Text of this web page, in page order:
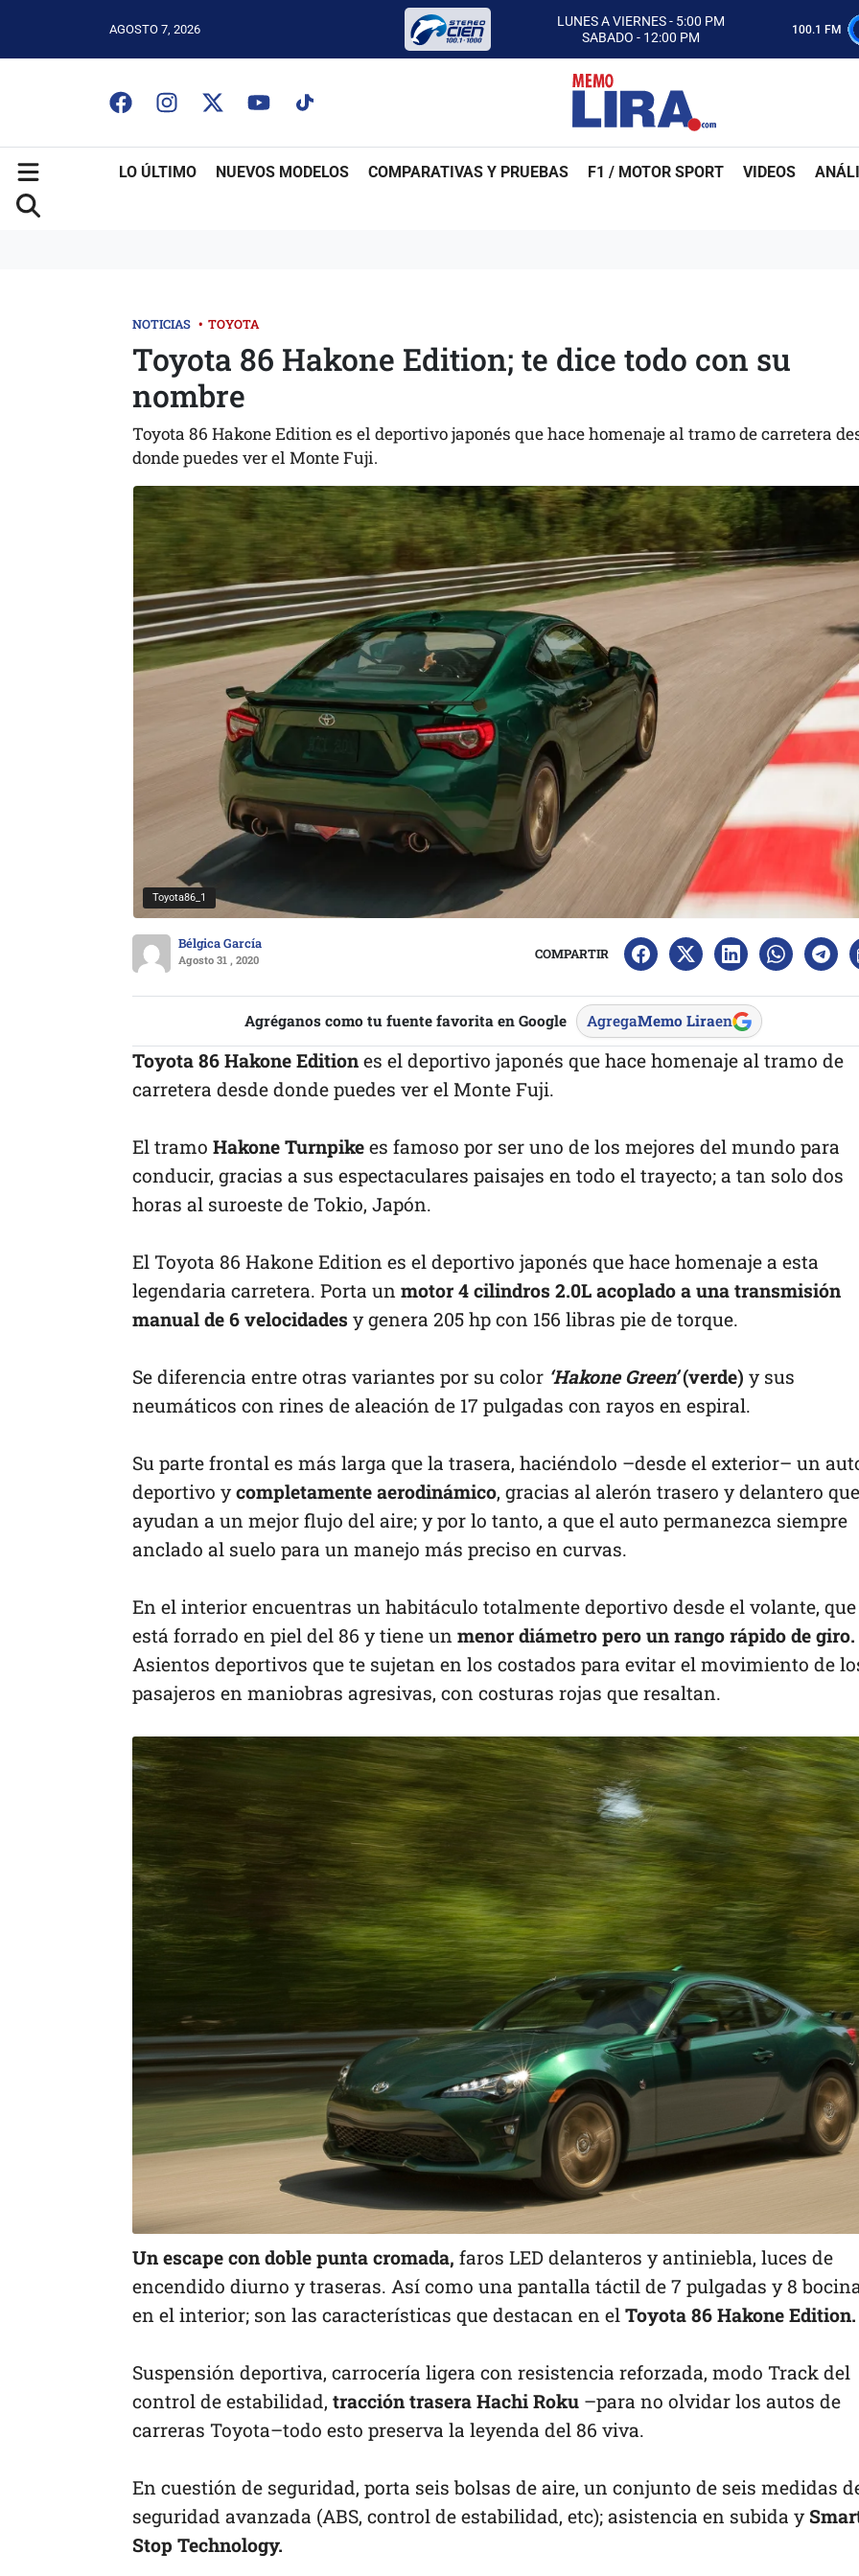
AGOSTO 7, 2026
LUNES A VIERNES - 5:00 PM
SABADO - 12:00 PM
ESCUCHA AUTOS AL CIEN
CON MEMO LIRA Y SU EQUIPO
LUNES A VIERNES - 5:00 PM
SABADO - 12:00 PM
100.1 FM
LO ÚLTIMO NUEVOS MODELOS COMPARATIVAS Y PRUEBAS F1 / MOTOR SPORT VIDEOS
NOTICIAS • TOYOTA
Toyota 86 Hakone Edition; te dice todo con su
nombre
Toyota 86 Hakone Edition es el deportivo japonés que hace homenaje al tramo de carretera
donde puedes ver el Monte Fuji.
Toyota86_1
Bélgica García
Agosto 31 , 2020 COMPARTIR
Agréganos como tu fuente favorita en Google AgregaMemo Liraen
Toyota 86 Hakone Edition es el deportivo japonés que hace homenaje al tramo de
carretera desde donde puedes ver el Monte Fuji.
El tramo Hakone Turnpike es famoso por ser uno de los mejores del mundo para
conducir, gracias a sus espectaculares paisajes en todo el trayecto; a tan solo dos
horas al suroeste de Tokio, Japón.
El Toyota 86 Hakone Edition es el deportivo japonés que hace homenaje a esta
legendaria carretera. Porta un motor 4 cilindros 2.0L acoplado a una transmisión
manual de 6 velocidades y genera 205 hp con 156 libras pie de torque.
Se diferencia entre otras variantes por su color ‘Hakone Green’(verde) y sus
neumáticos con rines de aleación de 17 pulgadas con rayos en espiral.
Su parte frontal es más larga que la trasera, haciéndolo –desde el exterior– un
deportivo y completamente aerodinámico, gracias al alerón trasero y delantero que
ayudan a un mejor flujo del aire; y por lo tanto, a que el auto permanezca siempre
anclado al suelo para un manejo más preciso en curvas.
En el interior encuentras un habitáculo totalmente deportivo desde el volante, que
está forrado en piel del 86 y tiene un menor diámetro pero un rango rápido de giro.
Asientos deportivos que te sujetan en los costados para evitar el movimiento de
pasajeros en maniobras agresivas, con costuras rojas que resaltan.
Un escape con doble punta cromada, faros LED delanteros y antiniebla, luces de
encendido diurno y traseras. Así como una pantalla táctil de 7 pulgadas y 8
en el interior; son las características que destacan en el Toyota 86 Hakone Edition.
Suspensión deportiva, carrocería ligera con resistencia reforzada, modo Track del
control de estabilidad, tracción trasera Hachi Roku –para no olvidar los autos de
carreras Toyota–todo esto preserva la leyenda del 86 viva.
En cuestión de seguridad, porta seis bolsas de aire, un conjunto de seis medidas
seguridad avanzada (ABS, control de estabilidad, etc); asistencia en subida y
Stop Technology.